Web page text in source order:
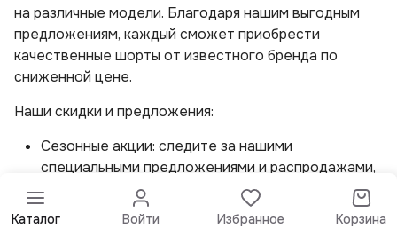
на различные модели. Благодаря нашим выгодным
предложениям, каждый сможет приобрести
качественные шорты от известного бренда по
сниженной цене.
Наши скидки и предложения:
Сезонные акции: следите за нашими
специальными предложениями и распродажами,
чтобы не упустить возможность купить шорты
ADIDAS со значительной скидкой.
Каталог Войти Избранное Корзина